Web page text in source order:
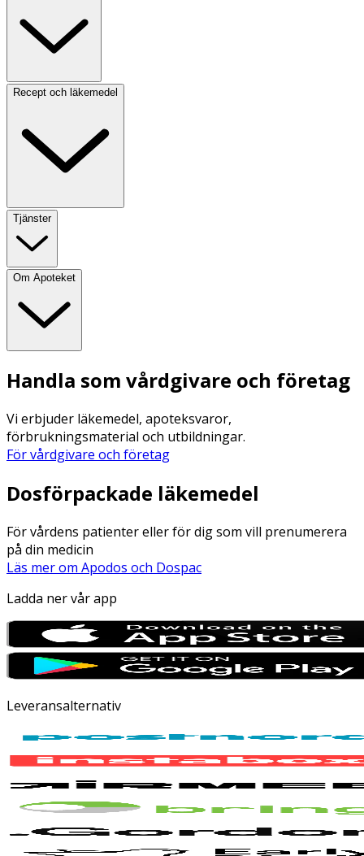
Recept och läkemedel
Tjänster
Om Apoteket
Handla som vårdgivare och företag
Vi erbjuder läkemedel, apoteksvaror,
förbrukningsmaterial och utbildningar.
För vårdgivare och företag
Dosförpackade läkemedel
För vårdens patienter eller för dig som vill prenumerera
på din medicin
Läs mer om Apodos och Dospac
Ladda ner vår app
Leveransalternativ